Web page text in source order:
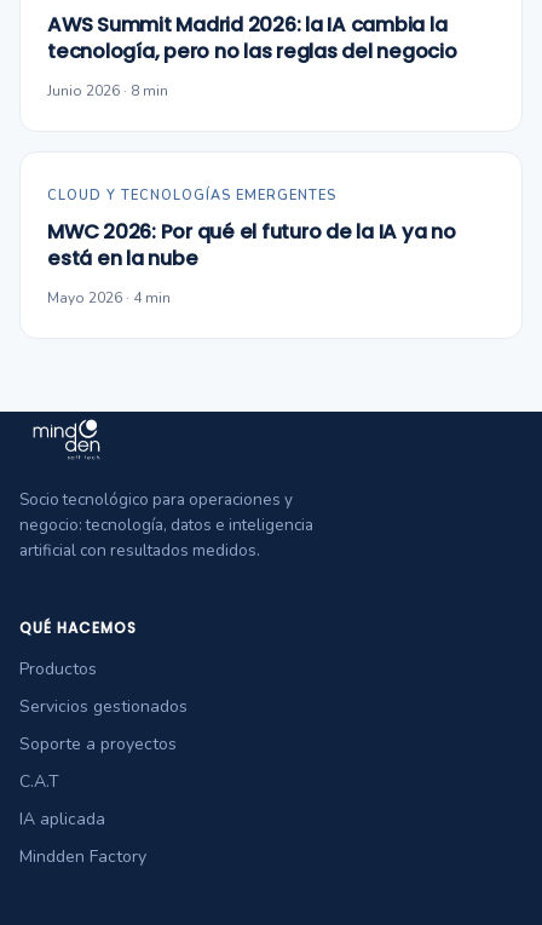
AWS Summit Madrid 2026: la IA cambia la
tecnología, pero no las reglas del negocio
Junio 2026 · 8 min
CLOUD Y TECNOLOGÍAS EMERGENTES
MWC 2026: Por qué el futuro de la IA ya no
está en la nube
Mayo 2026 · 4 min
Socio tecnológico para operaciones y
negocio: tecnología, datos e inteligencia
artificial con resultados medidos.
QUÉ HACEMOS
Productos
Servicios gestionados
Soporte a proyectos
C.A.T
IA aplicada
Mindden Factory